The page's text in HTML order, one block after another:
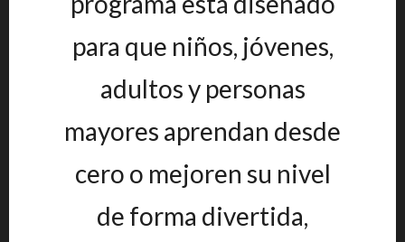
para que niños, jóvenes,
adultos y personas
mayores aprendan desde
cero o mejoren su nivel
de forma divertida,